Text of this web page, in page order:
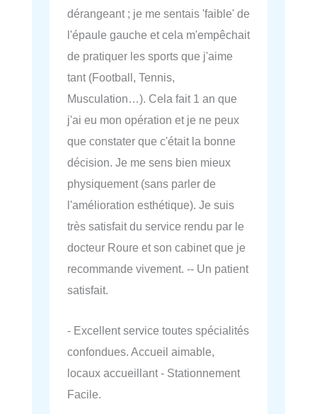
dérangeant ; je me sentais 'faible' de
l'épaule gauche et cela m'empêchait
de pratiquer les sports que j'aime
tant (Football, Tennis,
Musculation…). Cela fait 1 an que
j'ai eu mon opération et je ne peux
que constater que c'était la bonne
décision. Je me sens bien mieux
physiquement (sans parler de
l'amélioration esthétique). Je suis
très satisfait du service rendu par le
docteur Roure et son cabinet que je
recommande vivement. -- Un patient
satisfait.
- Excellent service toutes spécialités
confondues. Accueil aimable,
locaux accueillant - Stationnement
Facile.